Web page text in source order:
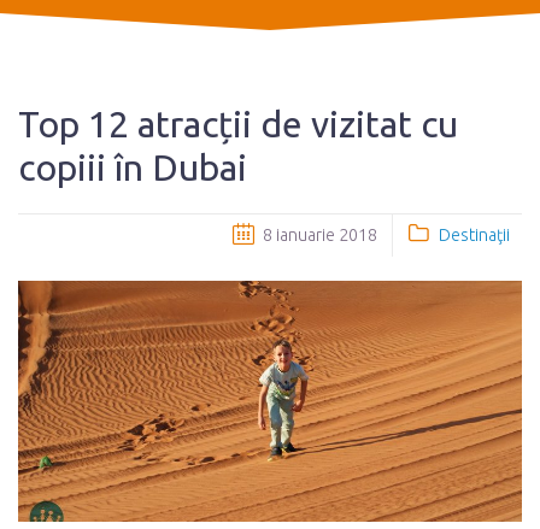
Top 12 atracții de vizitat cu
copiii în Dubai
8 ianuarie 2018 Destinaţii